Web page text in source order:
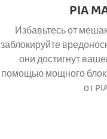
PIA
Избавьтесь от
заблокируйте
они достигнут
помощью мощного
от